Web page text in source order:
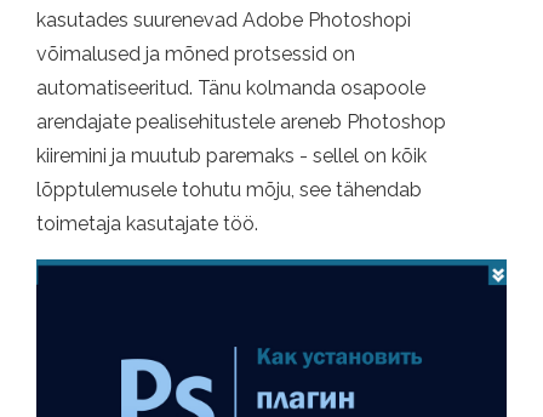
kasutades suurenevad Adobe Photoshopi
võimalused ja mõned protsessid on
automatiseeritud. Tänu kolmanda osapoole
arendajate pealisehitustele areneb Photoshop
kiiremini ja muutub paremaks - sellel on kõik
lõpptulemusele tohutu mõju, see tähendab
toimetaja kasutajate töö.